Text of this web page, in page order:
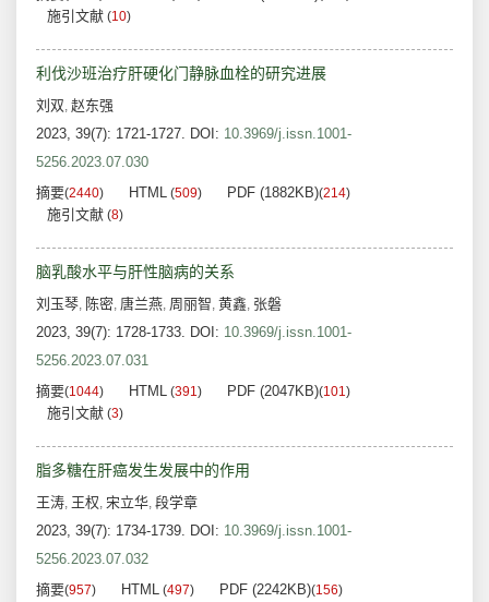
施引文献 (10)
利伐沙班治疗肝硬化门静脉血栓的研究进展
刘双, 赵东强
2023, 39(7): 1721-1727. DOI: 10.3969/j.issn.1001-
5256.2023.07.030
摘要(2440) HTML (509) PDF (1882KB)(214)
施引文献 (8)
脑乳酸水平与肝性脑病的关系
刘玉琴, 陈密, 唐兰燕, 周丽智, 黄鑫, 张磐
2023, 39(7): 1728-1733. DOI: 10.3969/j.issn.1001-
5256.2023.07.031
摘要(1044) HTML (391) PDF (2047KB)(101)
施引文献 (3)
脂多糖在肝癌发生发展中的作用
王涛, 王权, 宋立华, 段学章
2023, 39(7): 1734-1739. DOI: 10.3969/j.issn.1001-
5256.2023.07.032
摘要(957) HTML (497) PDF (2242KB)(156)